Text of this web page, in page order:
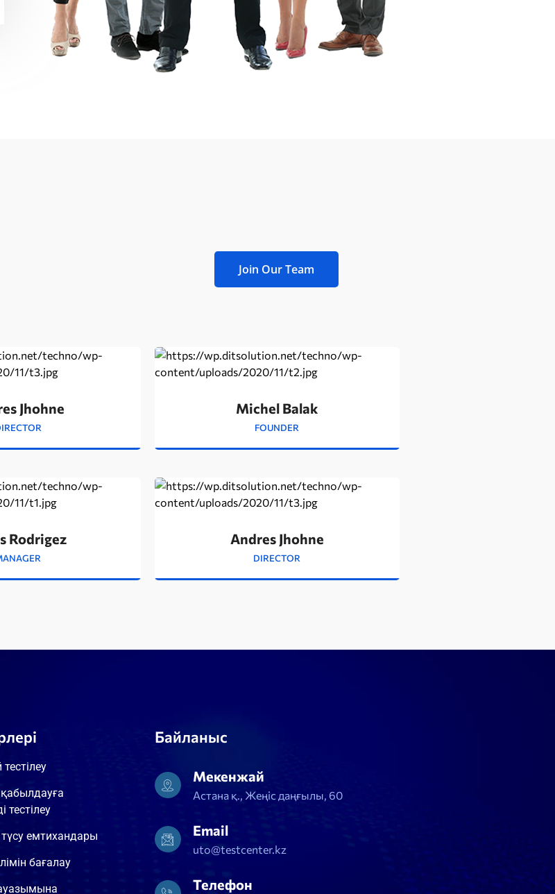
Join Our Team
Jhohne Michel Balak
FOUNDER
Rodrigez Andres Jhohne
DIRECTOR
тестілеу
емтихандары
бағалау
Байланыс
Мекенжай
Астана қ., Жеңіс даңғылы, 60
Email
uto@testcenter.kz
Телефон